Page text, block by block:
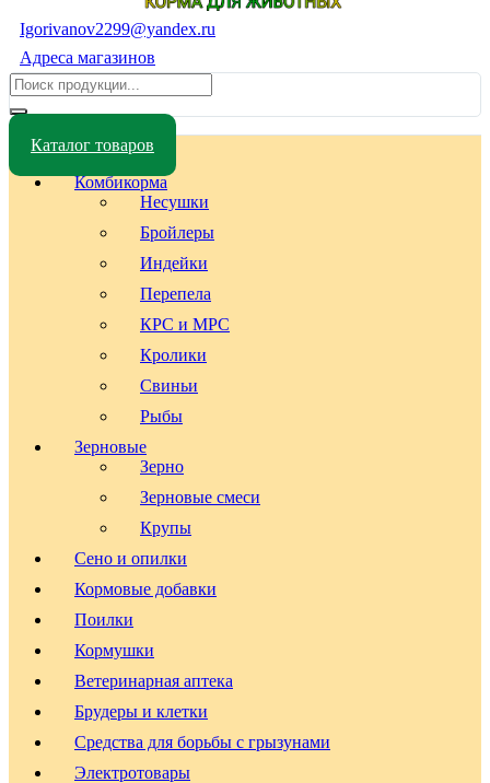
Igorivanov2299@yandex.ru
Адреса магазинов
Каталог товаров
Комбикорма
Несушки
Бройлеры
Индейки
Перепела
КРС и МРС
Кролики
Свиньи
Рыбы
Зерновые
Зерно
Зерновые смеси
Крупы
Сено и опилки
Кормовые добавки
Поилки
Кормушки
Ветеринарная аптека
Брудеры и клетки
Средства для борьбы с грызунами
Электротовары